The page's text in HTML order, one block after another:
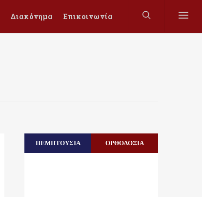
Διακόνημα Επικοινωνία
ΠΕΜΠΤΟΥΣΙΑ ΟΡΘΟΔΟΞΙΑ